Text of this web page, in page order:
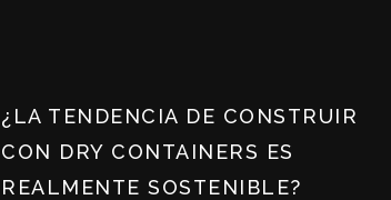
¿LA TENDENCIA DE CONSTRUIR
CON DRY CONTAINERS ES
REALMENTE SOSTENIBLE?